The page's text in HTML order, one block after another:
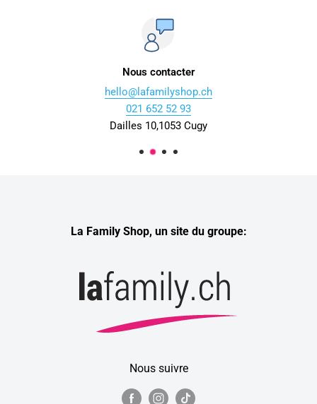
Nous contacter
hello@lafamilyshop.ch
021 652 52 93
Dailles 10,1053 Cugy
La Family Shop, un site du groupe:
Nous suivre